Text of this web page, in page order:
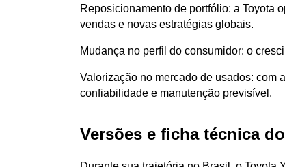
Reposicionamento de portfólio: a Toyota
vendas e novas estratégias globais.
Mudança no perfil do consumidor: o
Valorização no mercado de usados: com
confiabilidade e manutenção previsível.
Versões e ficha técnica